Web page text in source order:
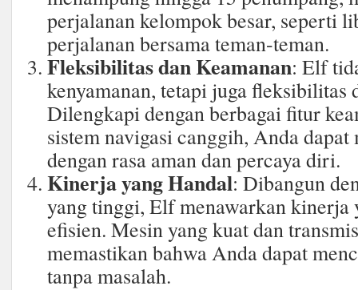
perjalanan kelompok besar, seperti
perjalanan bersama teman-teman.
Fleksibilitas dan Keamanan: Elf
kenyamanan, tetapi juga fleksibilitas
Dilengkapi dengan berbagai fitur
sistem navigasi canggih, Anda
dengan rasa aman dan percaya diri.
Kinerja yang Handal: Dibangun
yang tinggi, Elf menawarkan kinerja
efisien. Mesin yang kuat dan
memastikan bahwa Anda dapat
tanpa masalah.